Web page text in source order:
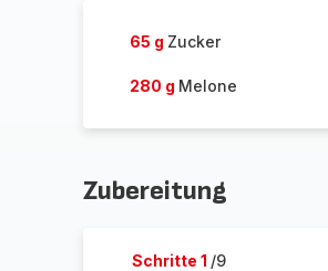
65 g Zucker
280 g Melone
Zubereitung
Schritte 1 /9